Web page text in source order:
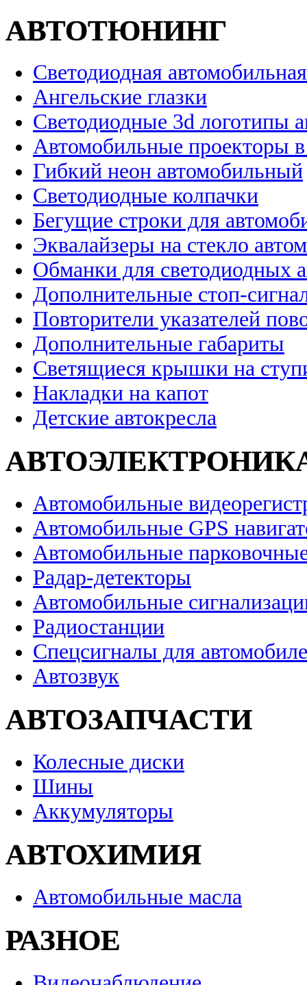
АВТОТЮНИНГ
Светодиодная
Ангельские глазки
Светодиодные 3d логотипы
Автомобильные проекторы
Гибкий неон автомобильный
Светодиодные колпачки
Бегущие строки для
Эквалайзеры на стекло
Обманки для светодиодных
Дополнительные стоп-
Повторители указателей
Дополнительные габариты
Светящиеся крышки на
Накладки на капот
Детские автокресла
Автомобильные
Автомобильные GPS
Автомобильные
Радар-детекторы
Автомобильные
Радиостанции
Спецсигналы для
Автозвук
АВТОЗАПЧАСТИ
Колесные диски
Шины
Аккумуляторы
АВТОХИМИЯ
Автомобильные масла
РАЗНОЕ